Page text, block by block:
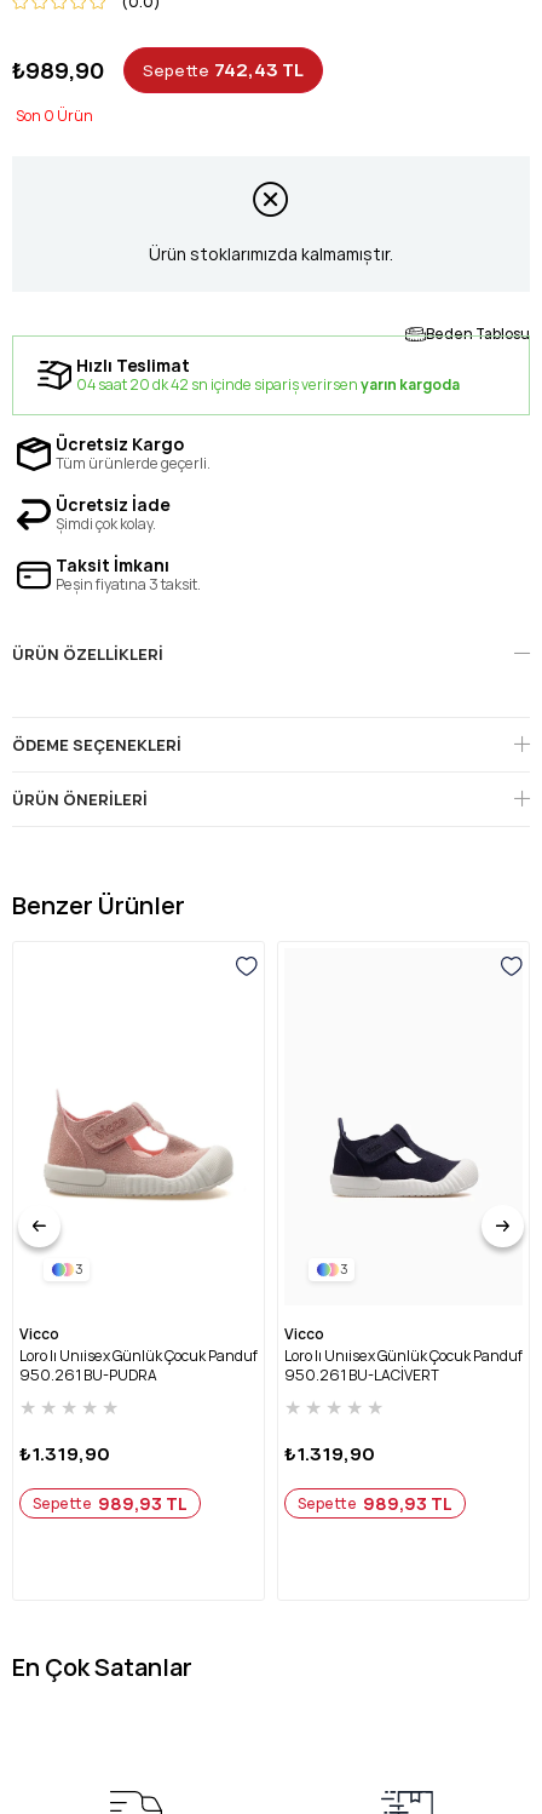
₺989,90 Sepette 742,43 TL
0
Ürün stoklarımızda kalmamıştır.
Beden Tablosu
Hızlı Teslimat
04 saat 20 dk 41 sn içinde sipariş verirsenyarın kargoda
Ücretsiz Kargo
Tüm ürünlerde geçerli.
Ücretsiz İade
Şimdi çok kolay.
Taksit İmkanı
Peşin fiyatına 3 taksit.
ÜRÜN ÖZELLIKLERI
ÖDEME SEÇENEKLERI
ÜRÜN ÖNERILERI
Benzer Ürünler
3
Vicco
Loro Iı Unıisex Günlük Çocuk Panduf
950.261 BU-PUDRA
★ ★ ★ ★ ★
₺1.319,90
Sepette 989,93 TL
3
Vicco
Loro Iı Unıisex Günlük Çocuk Panduf
950.261 BU-LACİVERT
★ ★ ★ ★ ★
₺1.319,90
Sepette 989,93 TL
En Çok Satanlar